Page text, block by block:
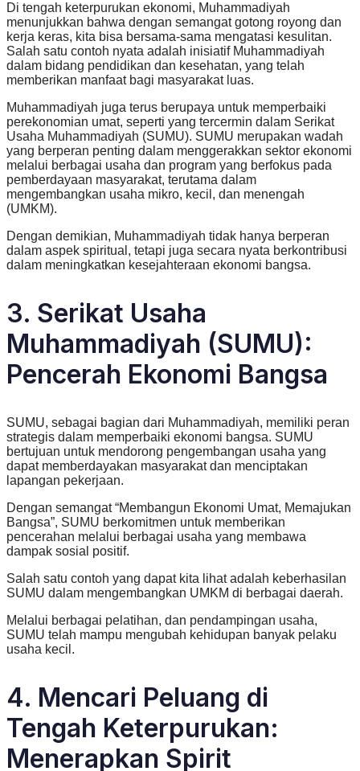
Di tengah keterpurukan ekonomi, Muhammadiyah
menunjukkan bahwa dengan semangat gotong royong dan
kerja keras, kita bisa bersama-sama mengatasi kesulitan.
Salah satu contoh nyata adalah inisiatif Muhammadiyah
dalam bidang pendidikan dan kesehatan, yang telah
memberikan manfaat bagi masyarakat luas.
Muhammadiyah juga terus berupaya untuk memperbaiki
perekonomian umat, seperti yang tercermin dalam Serikat
Usaha Muhammadiyah (SUMU). SUMU merupakan wadah
yang berperan penting dalam menggerakkan sektor ekonomi
melalui berbagai usaha dan program yang berfokus pada
pemberdayaan masyarakat, terutama dalam
mengembangkan usaha mikro, kecil, dan menengah
(UMKM).
Dengan demikian, Muhammadiyah tidak hanya berperan
dalam aspek spiritual, tetapi juga secara nyata berkontribusi
dalam meningkatkan kesejahteraan ekonomi bangsa.
3. Serikat Usaha
Muhammadiyah (SUMU):
Pencerah Ekonomi Bangsa
SUMU, sebagai bagian dari Muhammadiyah, memiliki peran
strategis dalam memperbaiki ekonomi bangsa. SUMU
bertujuan untuk mendorong pengembangan usaha yang
dapat memberdayakan masyarakat dan menciptakan
lapangan pekerjaan.
Dengan semangat “Membangun Ekonomi Umat, Memajukan
Bangsa”, SUMU berkomitmen untuk memberikan
pencerahan melalui berbagai usaha yang membawa
dampak sosial positif.
Salah satu contoh yang dapat kita lihat adalah keberhasilan
SUMU dalam mengembangkan UMKM di berbagai daerah.
Melalui berbagai pelatihan, dan pendampingan usaha,
SUMU telah mampu mengubah kehidupan banyak pelaku
usaha kecil.
4. Mencari Peluang di
Tengah Keterpurukan:
Menerapkan Spirit